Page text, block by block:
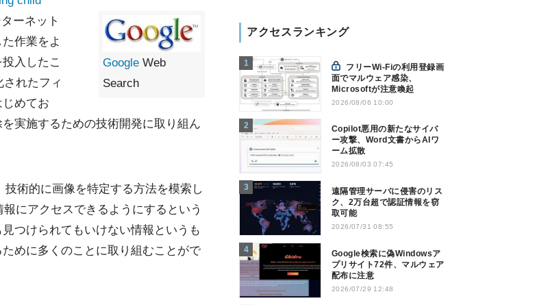
Google Web
Search
ーネット
作業をよ
入したこ
れたフィ
めてお
実施するための技術開発に取り組ん
術的に画像を特定する方法を模索し
にアクセスできるようにするという
つけられてもいけない情報というも
めに多くのことに取り組むことがで
アクセスランキング
面でマルウェア感染、
Microsoftが注意喚起
2026/08/06 10:00
Copilot悪用の新たなサイバ
ー攻撃、Word文書からAIワ
ーム拡散
2026/08/03 07:45
遠隔管理サーバに侵害のリス
ク、2万台超で認証情報を窃
取可能
2026/07/31 08:55
Google検索に偽Windowsア
プリサイト72件、マルウェア
配布に注意
2026/07/29 12:48